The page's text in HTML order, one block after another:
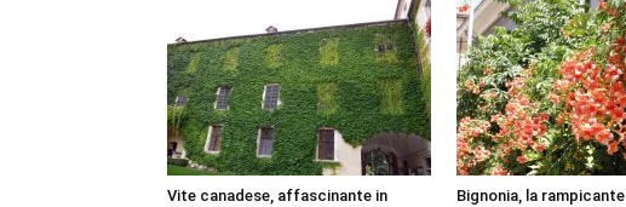
Vite canadese, affascinante in Bignonia, la rampicante